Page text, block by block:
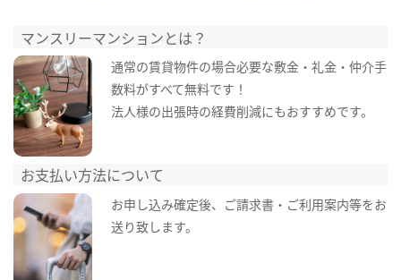
マンスリーマンションとは？
通常の賃貸物件の場合必要な敷金・礼金・仲介手
数料がすべて無料です！
法人様の出張時の経費削減にもおすすめです。
お支払い方法について
お申し込み確定後、ご請求書・ご利用案内等をお
送り致します。